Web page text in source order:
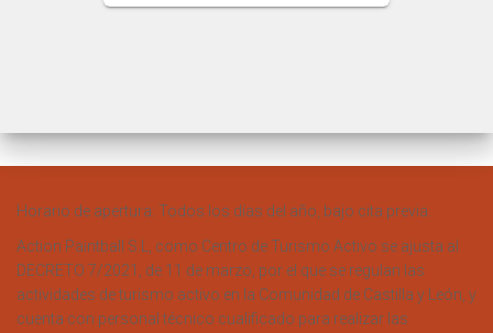
Horario de apertura: Todos los días del año, bajo cita previa.
Action Paintball S.L, como Centro de Turismo Activo se ajusta al
DECRETO 7/2021, de 11 de marzo, por el que se regulan las
actividades de turismo activo en la Comunidad de Castilla y León, y
cuenta con personal técnico cualificado para realizar las